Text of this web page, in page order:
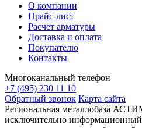
О компании
Прайс-лист
Расчет арматуры
Доставка и оплата
Покупателю
Контакты
Многоканальный телефон
+7 (495) 230 11 10
Обратный звонок Карта сайта
Региональная металлобаза
исключительно